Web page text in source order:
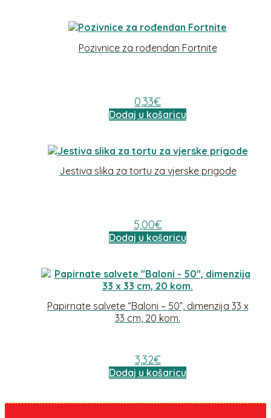
Pozivnice za rođendan Fortnite
0,33€
Dodaj u košaricu
Jestiva slika za tortu za vjerske prigode
5,00€
Dodaj u košaricu
Papirnate salvete “Baloni – 50”, dimenzija 33 x
33 cm, 20 kom.
3,32€
Dodaj u košaricu